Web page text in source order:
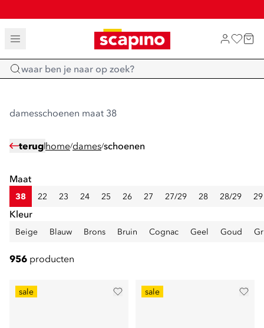
TOT 70% KORTING OP SALE
SHOP NIEUW
Home
damesschoenen maat 38
terug home/dames/schoenen
Maat
38 22 23 24 25 26 27 27/29 28 28/29 29
Kleur
Beige Blauw Brons Bruin Cognac Geel Goud
956 producten
sale sale